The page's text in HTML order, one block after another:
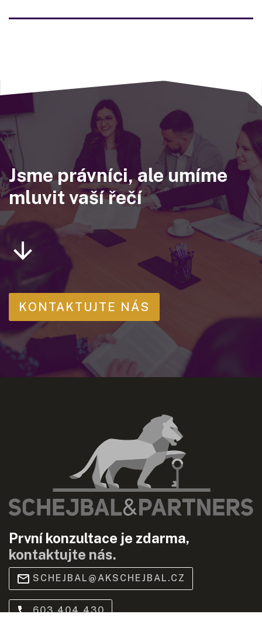
Jsme právníci, ale umíme
mluvit vaší řečí
KONTAKTUJTE NÁS
První konzultace je zdarma,
kontaktujte nás.
SCHEJBAL@AKSCHEJBAL.CZ
603 404 430